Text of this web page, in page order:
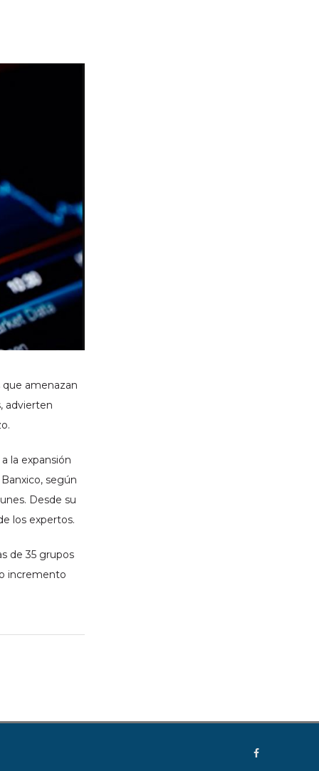
que amenazan
advierten
la expansión
según
Desde su
los expertos.
de 35 grupos
incremento